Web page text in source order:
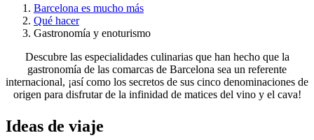
Barcelona es mucho más
Qué hacer
Gastronomía y enoturismo
Descubre las especialidades culinarias que han hecho que la
gastronomía de las comarcas de Barcelona sea un referente
internacional, ¡así como los secretos de sus cinco denominaciones de
origen para disfrutar de la infinidad de matices del vino y el cava!
Ideas de viaje